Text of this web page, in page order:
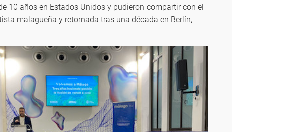
10 años en Estados Unidos y pudieron compartir con el
malagueña y retornada tras una década en Berlín,